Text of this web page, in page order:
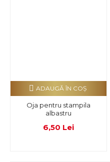
Oja pentru stampila
albastru
6,50 Lei
ADAUGĂ ÎN COŞ